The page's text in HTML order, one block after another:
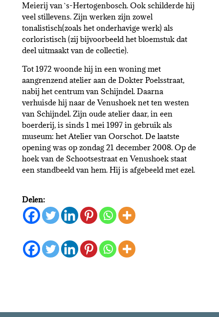
Meierij van `s-Hertogenbosch. Ook schilderde hij
veel stillevens. Zijn werken zijn zowel
tonalistisch(zoals het onderhavige werk) als
corloristisch (zij bijvoorbeeld het bloemstuk dat
deel uitmaakt van de collectie).
Tot 1972 woonde hij in een woning met
aangrenzend atelier aan de Dokter Poelsstraat,
nabij het centrum van Schijndel. Daarna
verhuisde hij naar de Venushoek net ten westen
van Schijndel. Zijn oude atelier daar, in een
boerderij, is sinds 1 mei 1997 in gebruik als
museum: het Atelier van Oorschot. De laatste
opening was op zondag 21 december 2008. Op de
hoek van de Schootsestraat en Venushoek staat
een standbeeld van hem. Hij is afgebeeld met ezel.
Delen: